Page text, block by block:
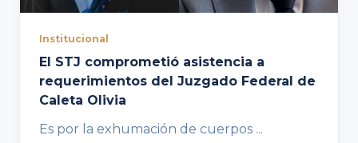
Institucional
El STJ comprometió asistencia a
requerimientos del Juzgado Federal de
Caleta Olivia
Es por la exhumación de cuerpos ...